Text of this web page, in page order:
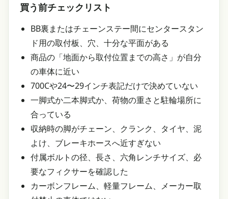
買う前チェックリスト
BB裏またはチェーンステー間にセンタースタン
ド用の取付板、穴、十分な平面がある
商品の「地面から取付位置までの高さ」が自分
の車体に近い
700Cや24〜29インチ表記だけで決めていない
一脚式か二本脚式か、荷物の重さと駐輪場所に
合っている
収納時の脚がチェーン、クランク、タイヤ、泥
よけ、ブレーキホースへ近すぎない
付属ボルトの径、長さ、六角レンチサイズ、必
要なフィクサーを確認した
カーボンフレーム、軽量フレーム、メーカー取